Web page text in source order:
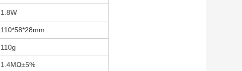
1.8W
110*58*28mm
110g
1.4MΩ±5%